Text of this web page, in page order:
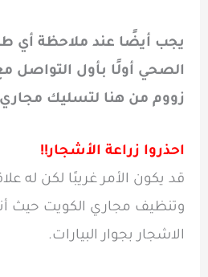
يجب أيضًا عند ملاحظة أي
الصحي أولًا بأول التواصل
زووم من هنا لتسليك
احذروا زراعة الأشجار!!
قد يكون الأمر غريبًا لكن له
وتنظيف مجاري الكويت حيث
الاشجار بجوار البيارات.